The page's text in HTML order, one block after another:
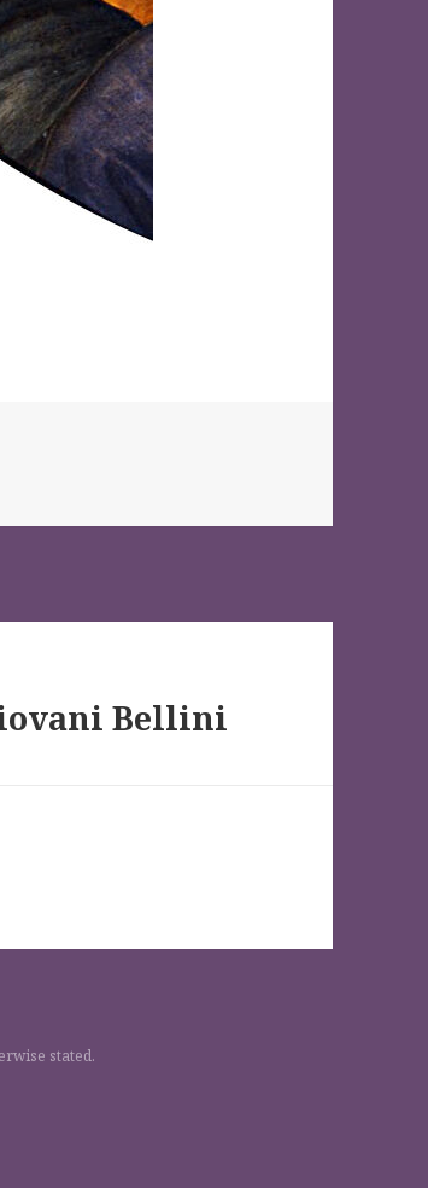
Bellini
stated.